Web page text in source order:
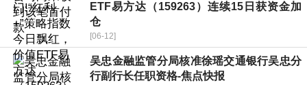
ETF易方达（159263）连续15日获资金加
仓
[06-12]
吴忠金融监管分局核准徐瑶交通银行吴忠分
行副行长任职资格-焦点快报